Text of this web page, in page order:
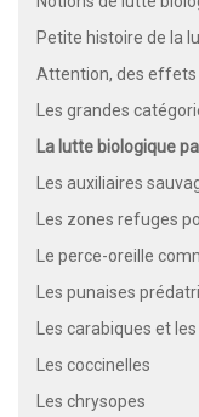
Petite histoire de la
Attention, des effets
Les grandes
La lutte biologique
Les auxiliaires
Les zones refuges
Le perce-oreille
Les punaises
Les carabiques et
Les coccinelles
Les chrysopes